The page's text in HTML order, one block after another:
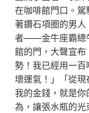
在咖啡館門口。
著鑽石項圈的男
者——金牛座霸總
館的門，大聲宣
勢！我已經用一
壞運氣！」「從現
我的金錢，就是
為，讓張水瓶的